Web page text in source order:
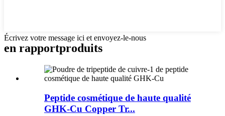
Écrivez votre message ici et envoyez-le-nous
en rapportproduits
Peptide cosmétique de haute qualité
GHK-Cu Copper Tr...